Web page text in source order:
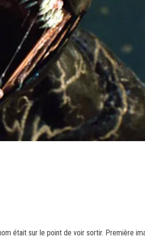
était sur le point de voir sortir. Première